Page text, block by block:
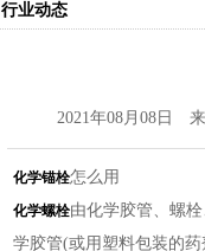
行业动态
2021年08月08日
化学锚栓怎么用
化学螺栓由化学胶管、螺
学胶管(或用塑料包装的